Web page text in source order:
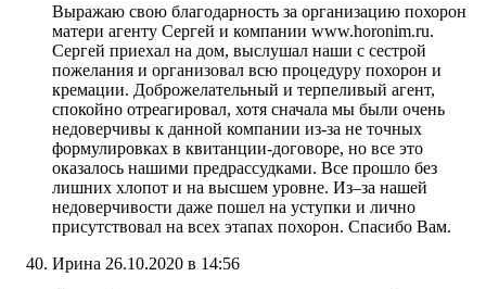
Выражаю свою благодарность за организацию похорон
матери агенту Сергей и компании www.horonim.ru.
Сергей приехал на дом, выслушал наши с сестрой
пожелания и организовал всю процедуру похорон и
кремации. Доброжелательный и терпеливый агент,
спокойно отреагировал, хотя сначала мы были очень
недоверчивы к данной компании из-за не точных
формулировках в квитанции-договоре, но все это
оказалось нашими предрассудками. Все прошло без
лишних хлопот и на высшем уровне. Из–за нашей
недоверчивости даже пошел на уступки и лично
присутствовал на всех этапах похорон. Спасибо Вам.
Ирина 26.10.2020 в 14:56